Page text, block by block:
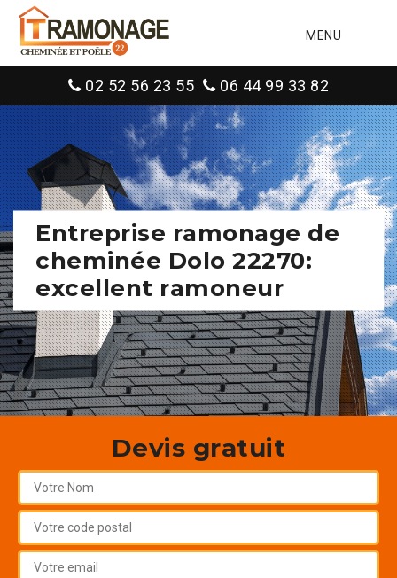
MENU
02 52 56 23 55 06 44 99 33 82
Entreprise ramonage de
cheminée Dolo 22270:
excellent ramoneur
Devis gratuit